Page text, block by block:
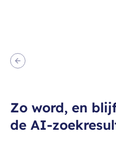
Zo word, en
de AI-